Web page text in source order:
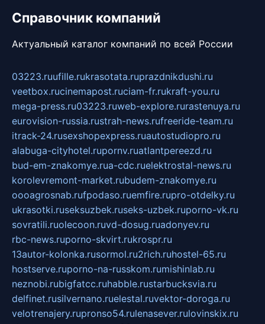
Справочник компаний
Актуальный каталог компаний по всей России
03223.ruufille.rukrasotata.ruprazdnikdushi.ru
veetbox.rucinemapost.ruciam-fr.rukraft-you.ru
mega-press.ru03223.ruweb-explore.rurastenuya.ru
eurovision-russia.rustrah-news.rufreeride-team.ru
itrack-24.rusexshopexpress.ruautostudiopro.ru
alabuga-cityhotel.rupornv.ruatlantpereezd.ru
bud-em-znakomye.rua-cdc.ruelektrostal-news.ru
korolevremont-market.rubudem-znakomye.ru
oooagrosnab.rufpodaso.ruemfire.rupro-otdelky.ru
ukrasotki.ruseksuzbek.ruseks-uzbek.ruporno-vk.ru
sovratili.ruolecoon.ruvd-dosug.ruadonyev.ru
rbc-news.ruporno-skvirt.rukrospr.ru
13autor-kolonka.rusormol.ru2rich.ruhostel-65.ru
hostserve.ruporno-na-russkom.rumishinlab.ru
neznobi.rubigfatcc.ruhabble.rustarbucksvia.ru
delfinet.rusilvernano.ruelestal.ruvektor-doroga.ru
velotrenajery.rupronso54.rulenasever.rulovinskix.ru